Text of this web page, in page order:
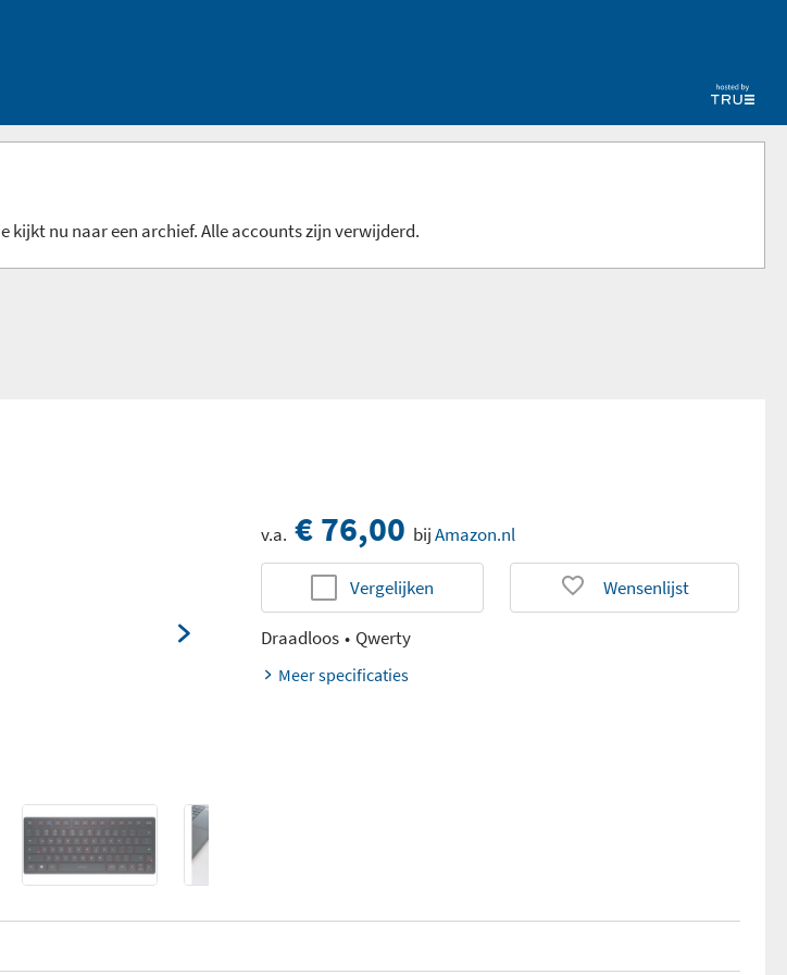
kijkt nu naar een archief. Alle accounts zijn verwijderd.
v.a. € 76,00 bijAmazon.nl
Vergelijken Wensenlijst
Draadloos Qwerty
Meer specificaties